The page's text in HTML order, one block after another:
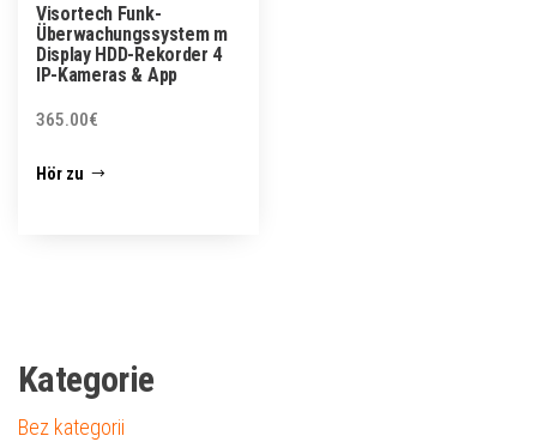
Visortech Funk-
Überwachungssystem m
Display HDD-Rekorder 4
IP-Kameras & App
365.00€
Hör zu
Kategorie
Bez kategorii